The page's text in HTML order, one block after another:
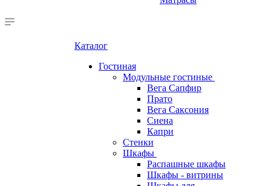
Каталог
Гостиная
Модульные гостиные
Вега Сапфир
Прато
Вега Саксония
Сиена
Капри
Стенки
Шкафы
Распашные шкафы
Шкафы - витрины